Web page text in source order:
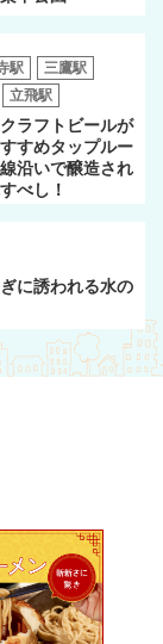
駅
三鷹駅
立飛駅
ラフトビールが
すめタップルー
沿いで醸造され
べし！
に誘われる水の